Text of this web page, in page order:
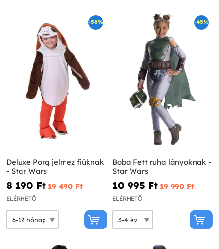
-58%
Deluxe Porg jelmez fiúknak
- Star Wars
8 190 Ft‎ 19 490 Ft‎
ELÉRHETŐ
-45%
Boba Fett ruha lányoknak -
Star Wars
10 995 Ft‎ 19 990 Ft‎
ELÉRHETŐ